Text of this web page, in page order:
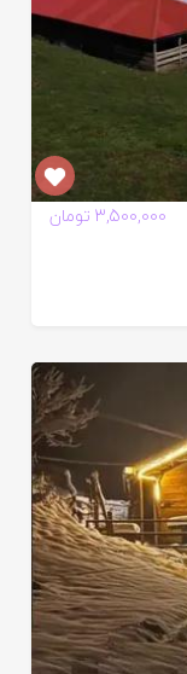
3,500,000 تومان